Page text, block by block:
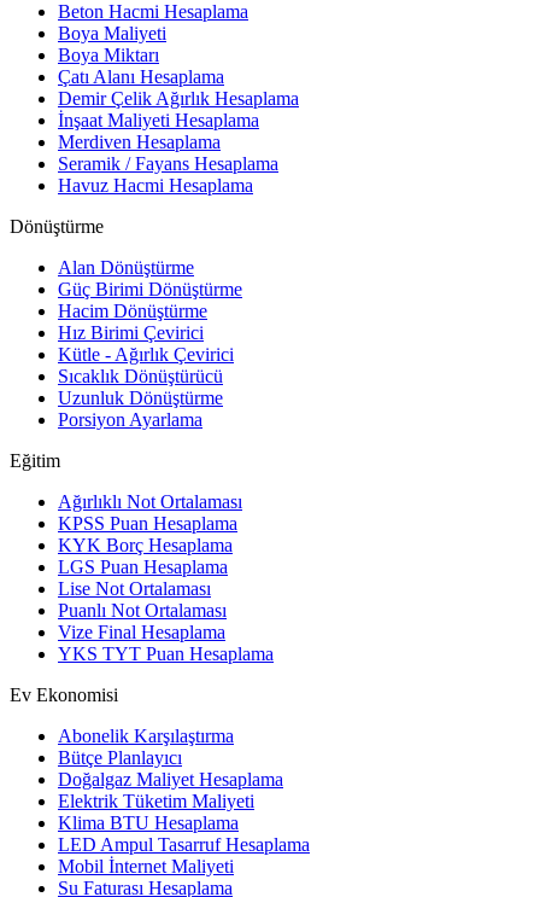
Beton Hacmi Hesaplama
Boya Maliyeti
Boya Miktarı
Çatı Alanı Hesaplama
Demir Çelik Ağırlık Hesaplama
İnşaat Maliyeti Hesaplama
Merdiven Hesaplama
Seramik / Fayans Hesaplama
Havuz Hacmi Hesaplama
Dönüştürme
Alan Dönüştürme
Güç Birimi Dönüştürme
Hacim Dönüştürme
Hız Birimi Çevirici
Kütle - Ağırlık Çevirici
Sıcaklık Dönüştürücü
Uzunluk Dönüştürme
Porsiyon Ayarlama
Eğitim
Ağırlıklı Not Ortalaması
KPSS Puan Hesaplama
KYK Borç Hesaplama
LGS Puan Hesaplama
Lise Not Ortalaması
Puanlı Not Ortalaması
Vize Final Hesaplama
YKS TYT Puan Hesaplama
Ev Ekonomisi
Abonelik Karşılaştırma
Bütçe Planlayıcı
Doğalgaz Maliyet Hesaplama
Elektrik Tüketim Maliyeti
Klima BTU Hesaplama
LED Ampul Tasarruf Hesaplama
Mobil İnternet Maliyeti
Su Faturası Hesaplama